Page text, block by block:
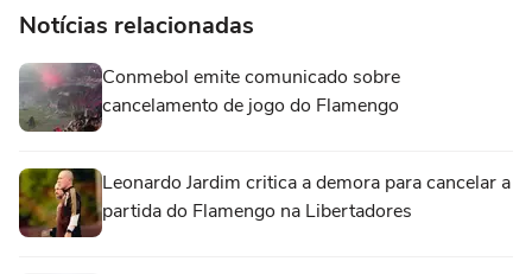
Notícias relacionadas
Conmebol emite comunicado sobre
cancelamento de jogo do Flamengo
Leonardo Jardim critica a demora para cancelar a
partida do Flamengo na Libertadores